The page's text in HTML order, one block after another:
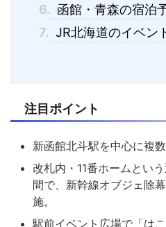
6. 函館・青森の宿泊
7. JR北海道のイベン
注目ポイント
新函館北斗駅を中心に複
改札内・11番ホームとい
間で、新幹線オブジェ除
施。
駅前イベント広場で「は